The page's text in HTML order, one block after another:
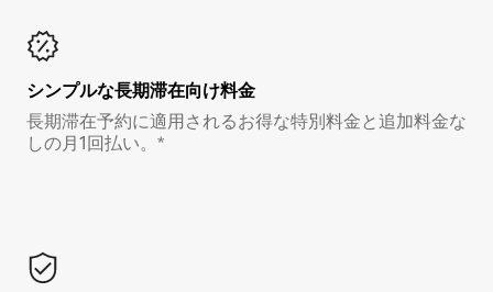
シンプルな長期滞在向け料金
長期滞在予約に適用されるお得な特別料金と追加料金な
しの月1回払い。*